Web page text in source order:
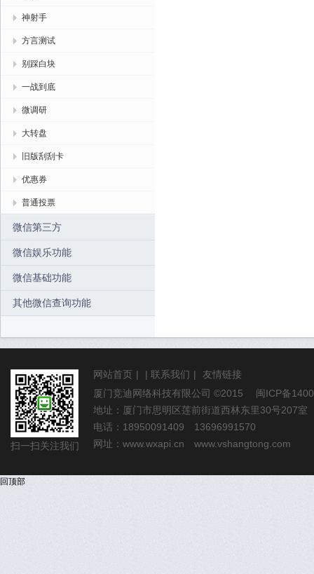
神射手
方言测试
别踩白块
一战到底
微调研
大转盘
旧版刮刮卡
优惠券
普通投票
微信第三方
微信娱乐功能
微信基础功能
其他微信查询功能
扫一扫关注我们
网站首页 | | 联系我们 |
友情链接
厦门竞迪网络科技有限公司 ©2015 闽ICP备
地址：厦门市思明区莲前街道西林东里30号207室
电话：18950091409 13696991570
网址： www.wxapi.cn www.vshangtong.com
回顶部